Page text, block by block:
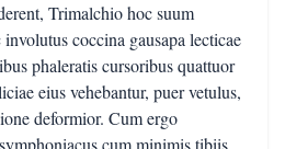
Trimalchio hoc suum
coccina gausapa lecticae
phaleratis cursoribus quattuor
eius vehebantur, puer vetulus,
deformior. Cum ergo
cum minimis tibiis